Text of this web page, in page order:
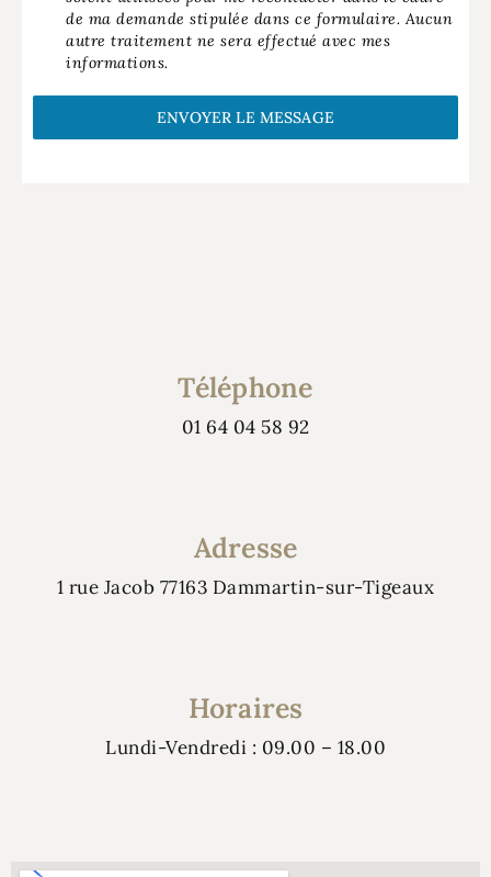
de ma demande stipulée dans ce formulaire. Aucun
autre traitement ne sera effectué avec mes
informations.
ENVOYER LE MESSAGE
Téléphone
01 64 04 58 92
Adresse
1 rue Jacob 77163 Dammartin-sur-Tigeaux
Horaires
Lundi-Vendredi : 09.00 – 18.00